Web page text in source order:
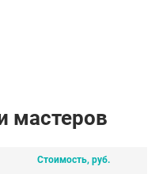
мастеров
Стоимость, руб.